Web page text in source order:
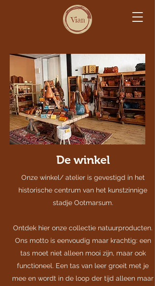
De winkel
Onze winkel/ atelier is gevestigd in het
historische centrum van het kunstzinnige
stadje Ootmarsum.
Ontdek hier onze collectie natuurproducten.
Ons motto is eenvoudig maar krachtig: een
tas moet niet alleen mooi zijn, maar ook
functioneel. Een tas van leer groeit met je
mee en wordt in de loop der tijd alleen maar